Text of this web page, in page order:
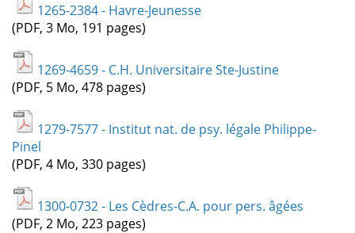
1265-2384 - Havre-Jeunesse
(PDF, 3 Mo, 191 pages)
1269-4659 - C.H. Universitaire Ste-Justine
(PDF, 5 Mo, 478 pages)
1279-7577 - Institut nat. de psy. légale Philippe-
Pinel
(PDF, 4 Mo, 330 pages)
1300-0732 - Les Cèdres-C.A. pour pers. âgées
(PDF, 2 Mo, 223 pages)